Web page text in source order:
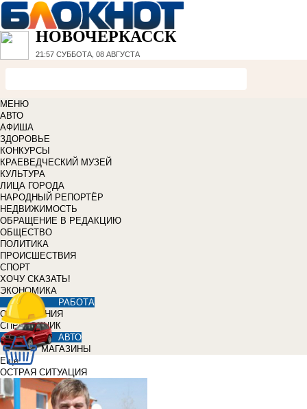
НОВОЧЕРКАССК
21:57 СУББОТА, 08 АВГУСТА
МЕНЮ
АВТО
АФИША
ЗДОРОВЬЕ
КОНКУРСЫ
КРАЕВЕДЧЕСКИЙ МУЗЕЙ
КУЛЬТУРА
ЛИЦА ГОРОДА
НАРОДНЫЙ РЕПОРТЁР
НЕДВИЖИМОСТЬ
ОБРАЩЕНИЕ В РЕДАКЦИЮ
ОБЩЕСТВО
ПОЛИТИКА
ПРОИСШЕСТВИЯ
СПОРТ
ХОЧУ СКАЗАТЬ!
ЭКОНОМИКА
РАБОТА
ОБЪЯВЛЕНИЯ
СПРАВОЧНИК
АВТО
МАГАЗИНЫ
Еще
ОСТРАЯ СИТУАЦИЯ